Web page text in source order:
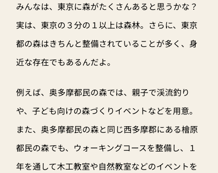
みんなは、東京に森がたくさんあると思うかな？
実は、東京の３分の１以上は森林。さらに、東京
都の森はきちんと整備されていることが多く、身
近な存在でもあるんだよ。
例えば、奥多摩都民の森では、親子で渓流釣り
や、子ども向けの森づくりイベントなどを用意。
また、奥多摩都民の森と同じ西多摩郡にある檜原
都民の森でも、ウォーキングコースを整備し、１
年を通して木工教室や自然教室などのイベントを